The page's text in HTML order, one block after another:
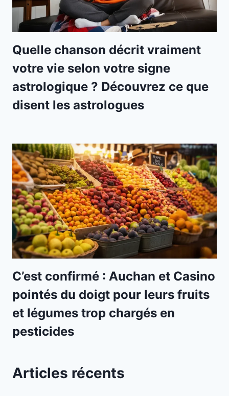
Quelle chanson décrit vraiment
votre vie selon votre signe
astrologique ? Découvrez ce que
disent les astrologues
C’est confirmé : Auchan et Casino
pointés du doigt pour leurs fruits
et légumes trop chargés en
pesticides
Articles récents